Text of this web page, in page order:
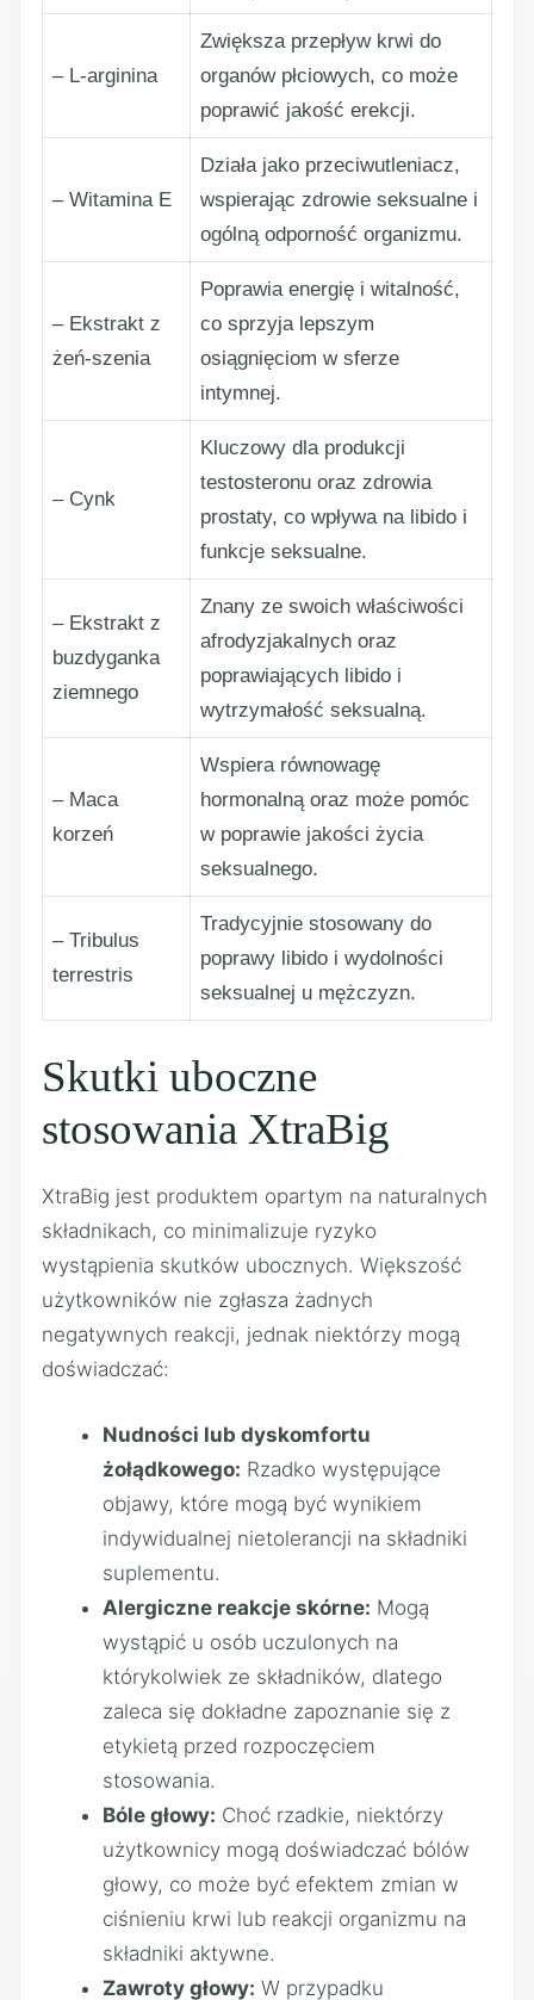
– L-arginina
Zwiększa przepływ krwi do
organów płciowych, co może
poprawić jakość erekcji.
– Witamina E
Działa jako przeciwutleniacz,
wspierając zdrowie seksualne i
ogólną odporność organizmu.
– Ekstrakt z
żeń-szenia
Poprawia energię i witalność,
co sprzyja lepszym
osiągnięciom w sferze
intymnej.
– Cynk
Kluczowy dla produkcji
testosteronu oraz zdrowia
prostaty, co wpływa na libido i
funkcje seksualne.
– Ekstrakt z
buzdyganka
ziemnego
Znany ze swoich właściwości
afrodyzjakalnych oraz
poprawiających libido i
wytrzymałość seksualną.
– Maca
korzeń
Wspiera równowagę
hormonalną oraz może pomóc
w poprawie jakości życia
seksualnego.
– Tribulus
terrestris
Tradycyjnie stosowany do
poprawy libido i wydolności
seksualnej u mężczyzn.
Skutki uboczne
stosowania XtraBig
XtraBig jest produktem opartym na naturalnych
składnikach, co minimalizuje ryzyko
wystąpienia skutków ubocznych. Większość
użytkowników nie zgłasza żadnych
negatywnych reakcji, jednak niektórzy mogą
doświadczać:
Nudności lub dyskomfortu
żołądkowego: Rzadko występujące
objawy, które mogą być wynikiem
indywidualnej nietolerancji na składniki
suplementu.
Alergiczne reakcje skórne: Mogą
wystąpić u osób uczulonych na
którykolwiek ze składników, dlatego
zaleca się dokładne zapoznanie się z
etykietą przed rozpoczęciem
stosowania.
Bóle głowy: Choć rzadkie, niektórzy
użytkownicy mogą doświadczać bólów
głowy, co może być efektem zmian w
ciśnieniu krwi lub reakcji organizmu na
składniki aktywne.
Zawroty głowy: W przypadku